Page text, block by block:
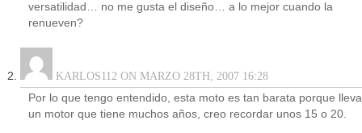
versatilidad… no me gusta el diseño… a lo mejor cuando la
renueven?
KARLOS112 ON MARZO 28TH, 2007 16:28
Por lo que tengo entendido, esta moto es tan barata porque lleva
un motor que tiene muchos años, creo recordar unos 15 o 20.